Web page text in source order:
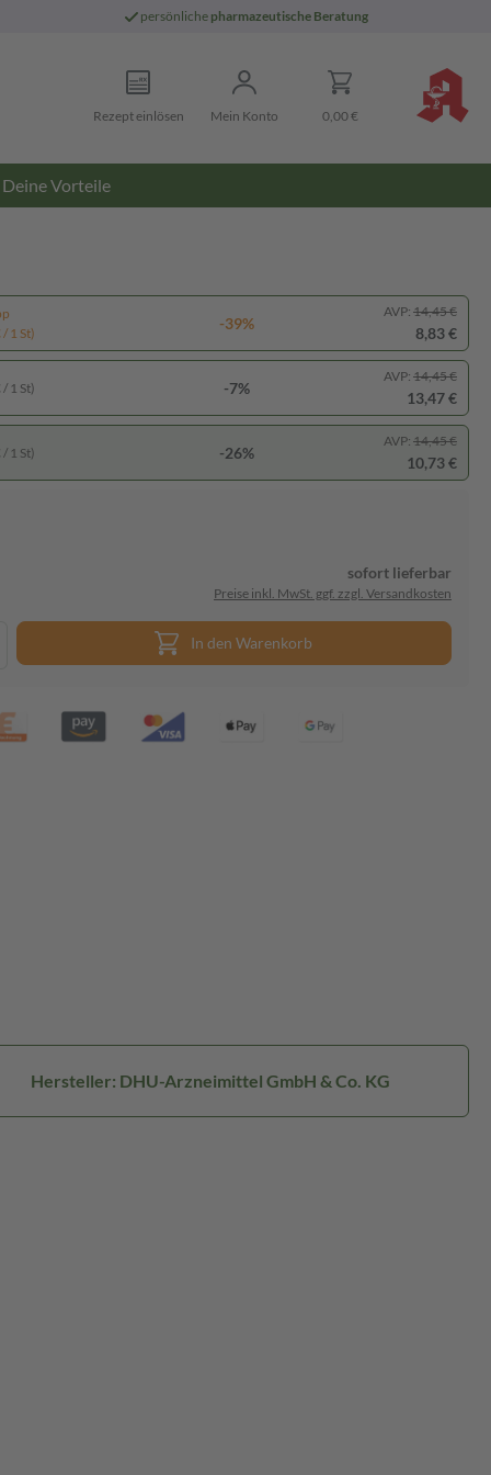
persönliche pharmazeutische Beratung
Rezept einlösen Mein Konto 0,00 €
Deine Vorteile
1 St)
-39%
AVP: 14,45 €
8,83 €
1 St) -7%
AVP: 14,45 €
13,47 €
1 St) -26%
AVP: 14,45 €
10,73 €
sofort lieferbar
Preise inkl. MwSt. ggf. zzgl. Versandkosten
In den Warenkorb
Hersteller: DHU-Arzneimittel GmbH & Co. KG